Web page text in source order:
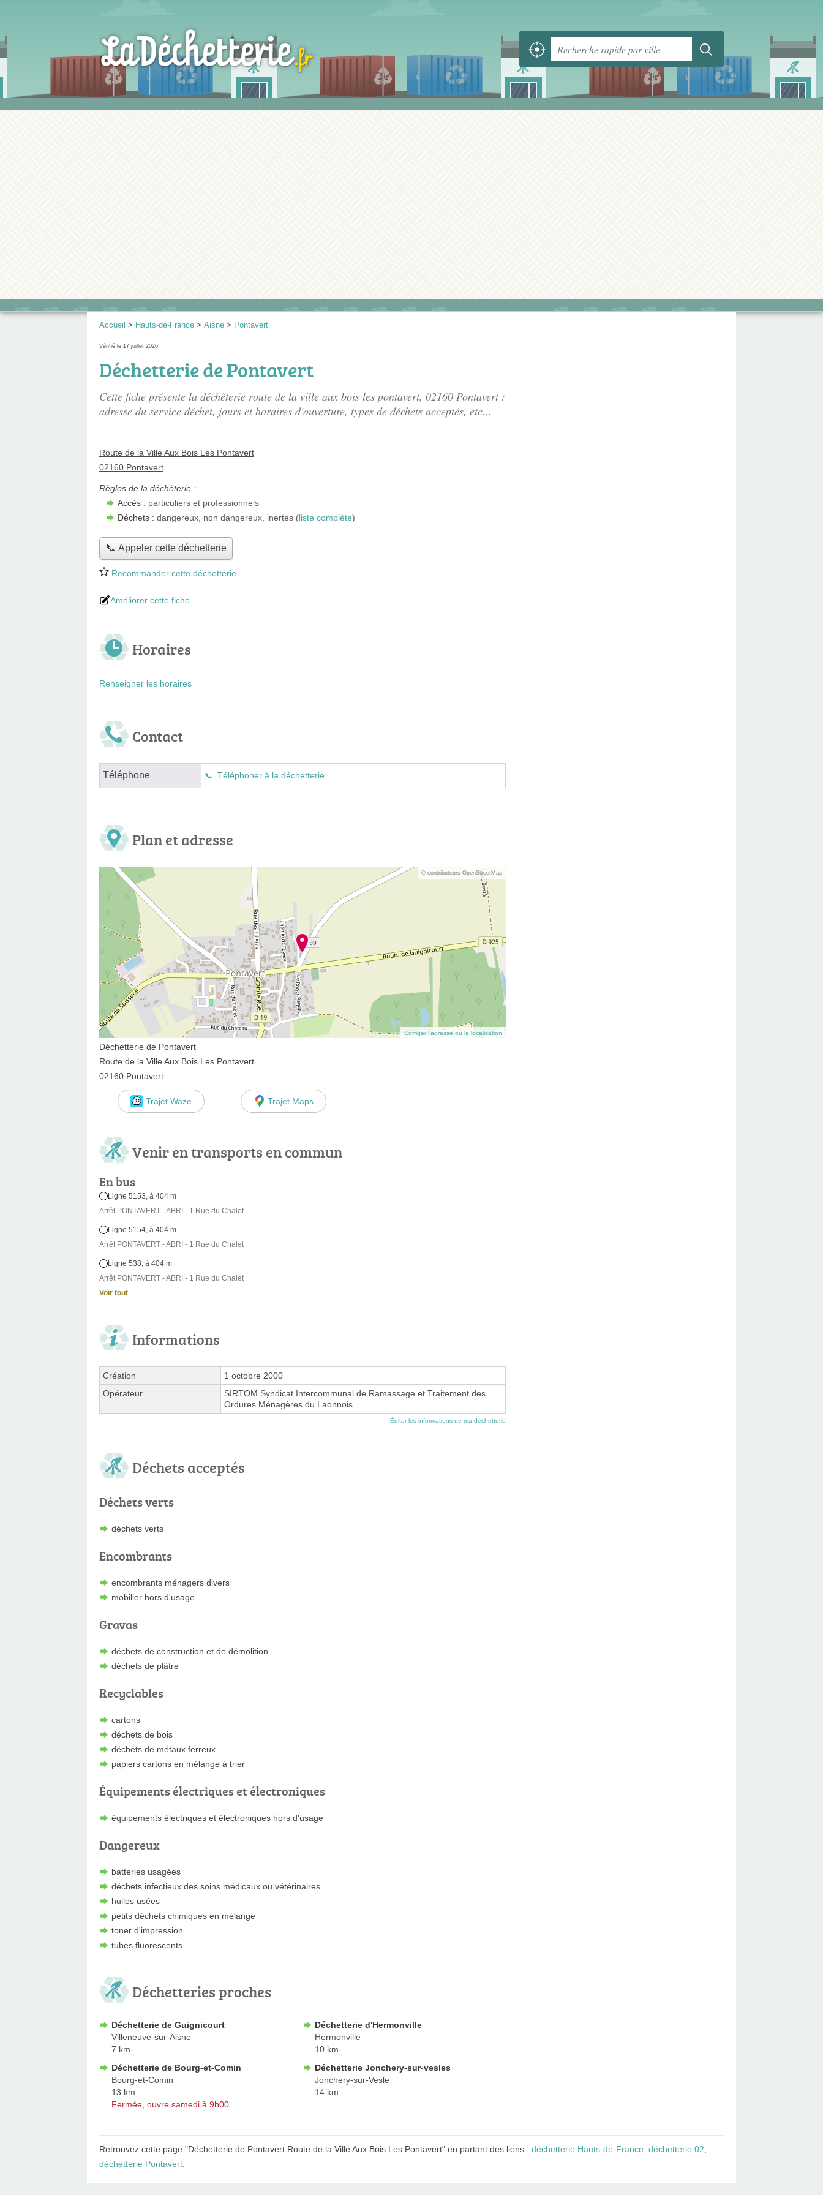
Accueil > Hauts-de-France > Aisne > Pontavert
Vérifié le 17 juillet 2026
Déchetterie de Pontavert
Cette fiche présente la déchèterie route de la ville aux bois les pontavert, 02160 Pontavert :
adresse du service déchet, jours et horaires d'ouverture, types de déchets acceptés, etc...
Route de la Ville Aux Bois Les Pontavert
02160 Pontavert
Règles de la déchèterie :
Accès : particuliers et professionnels
Déchets : dangereux, non dangereux, inertes (liste complète)
📞 Appeler cette déchetterie
Recommander cette déchetterie
Améliorer cette fiche
Horaires
Renseigner les horaires
Contact
Téléphone Téléphoner à la déchetterie
Plan et adresse
© contributeurs OpenStreetMap
Corriger l’adresse ou la localisation
Déchetterie de Pontavert
Route de la Ville Aux Bois Les Pontavert
02160 Pontavert
Trajet Waze Trajet Maps
Venir en transports en commun
En bus
Ligne 5153, à 404 m
Arrêt PONTAVERT - ABRI - 1 Rue du Chalet
Ligne 5154, à 404 m
Arrêt PONTAVERT - ABRI - 1 Rue du Chalet
Ligne 538, à 404 m
Arrêt PONTAVERT - ABRI - 1 Rue du Chalet
Voir tout
Informations
Création
1 octobre 2000
Opérateur
SIRTOM Syndicat Intercommunal de Ramassage et Traitement des
Ordures Ménagères du Laonnois
Éditer les informations de ma déchetterie
Déchets acceptés
Déchets verts
déchets verts
Encombrants
encombrants ménagers divers
mobilier hors d'usage
Gravas
déchets de construction et de démolition
déchets de plâtre
Recyclables
cartons
déchets de bois
déchets de métaux ferreux
papiers cartons en mélange à trier
Équipements électriques et électroniques
équipements électriques et électroniques hors d'usage
Dangereux
batteries usagées
déchets infectieux des soins médicaux ou vétérinaires
huiles usées
petits déchets chimiques en mélange
toner d'impression
tubes fluorescents
Déchetteries proches
Déchetterie de Guignicourt
Villeneuve-sur-Aisne
7 km
Déchetterie d'Hermonville
Hermonville
10 km
Déchetterie de Bourg-et-Comin
Bourg-et-Comin
13 km
Fermée, ouvre samedi à 9h00
Déchetterie Jonchery-sur-vesles
Jonchery-sur-Vesle
14 km
Retrouvez cette page "Déchetterie de Pontavert Route de la Ville Aux Bois Les Pontavert" en partant des liens : déchetterie Hauts-de-France déchetterie 02
déchetterie Pontavert